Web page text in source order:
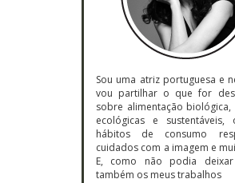
Sou uma atriz portuguesa e
vou partilhar o que for
sobre alimentação biológica,
ecológicas e sustentáveis,
hábitos de consumo
cuidados com a imagem e
E, como não podia
também os meus trabalhos